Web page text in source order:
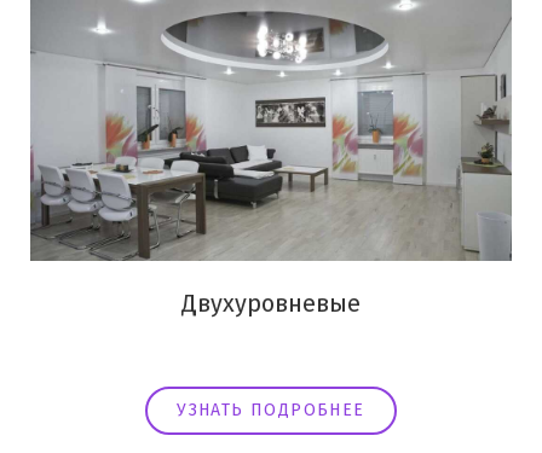
Двухуровневые
УЗНАТЬ ПОДРОБНЕЕ